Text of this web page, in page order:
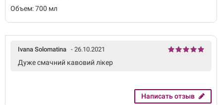
Объем: 700 мл
Ivana Solomatina - 26.10.2021
Дуже смачний кавовий лікер
Написать отзыв